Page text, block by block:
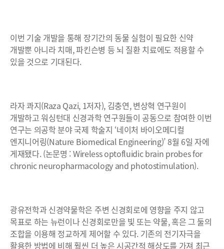
이번 기술 개발을 통해 장기간의 동물 실험이 필요한 신약
개발뿐 아니라 치매, 파킨슨병 등 뇌 질환 치료에도 적용할 수
있을 것으로 기대된다.
라자 콰지(Raza Qazi, 1저자), 김충연, 변상혁 연구원이
개발하고 워싱턴대 신경과학 연구원들이 공동으로 참여한 이번
연구는 의공학 분야 국제 학술지 ‘네이처 바이오메디컬
엔지니어링(Nature Biomedical Engineering)’ 8월 6일 자에
게재됐다. (논문명 : Wireless optofluidic brain probes for
chronic neuropharmacology and photostimulation).
광유전학과 신경약물학은 주변 신경회로에 영향을 주지 않고
목표로 하는 뉴런이나 신경회로만을 빛 또는 약물, 혹은 그 둘의
조합을 이용해 정교하게 제어할 수 있다. 기존의 전기자극을
활용한 방법에 비해 훨씬 더 높은 시공간적 해상도를 가져 최근